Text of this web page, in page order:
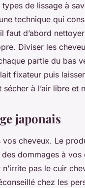
de lissage à
technique qui
faut d’abord
Diviser les
partie du bas
fixateur puis
à l’air libre et
japonais
vos cheveux. Le
dommages à
pas le cuir
chez les